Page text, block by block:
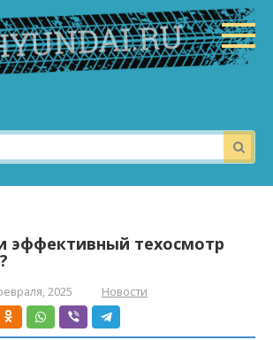
эффективный техосмотр
2025 Новости